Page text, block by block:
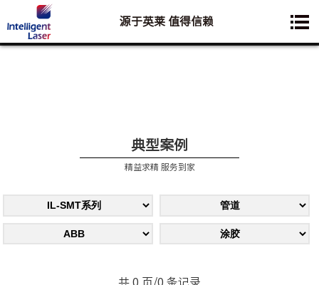
您想要了解的业务是:
源于英莱 值得信赖
典型案例
精益求精 服务到家
共 0 页/0 条记录